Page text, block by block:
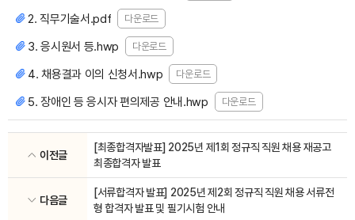
2. 직무기술서.pdf 다운로드
3. 응시원서 등.hwp 다운로드
4. 채용결과 이의 신청서.hwp 다운로드
5. 장애인 등 응시자 편의제공 안내.hwp 다운로드
이전글
[최종합격자발표] 2025년 제1회 정규직 직원 채용 재공고
최종합격자 발표
다음글
[서류합격자 발표] 2025년 제2회 정규직 직원 채용 서류전
형 합격자 발표 및 필기시험 안내